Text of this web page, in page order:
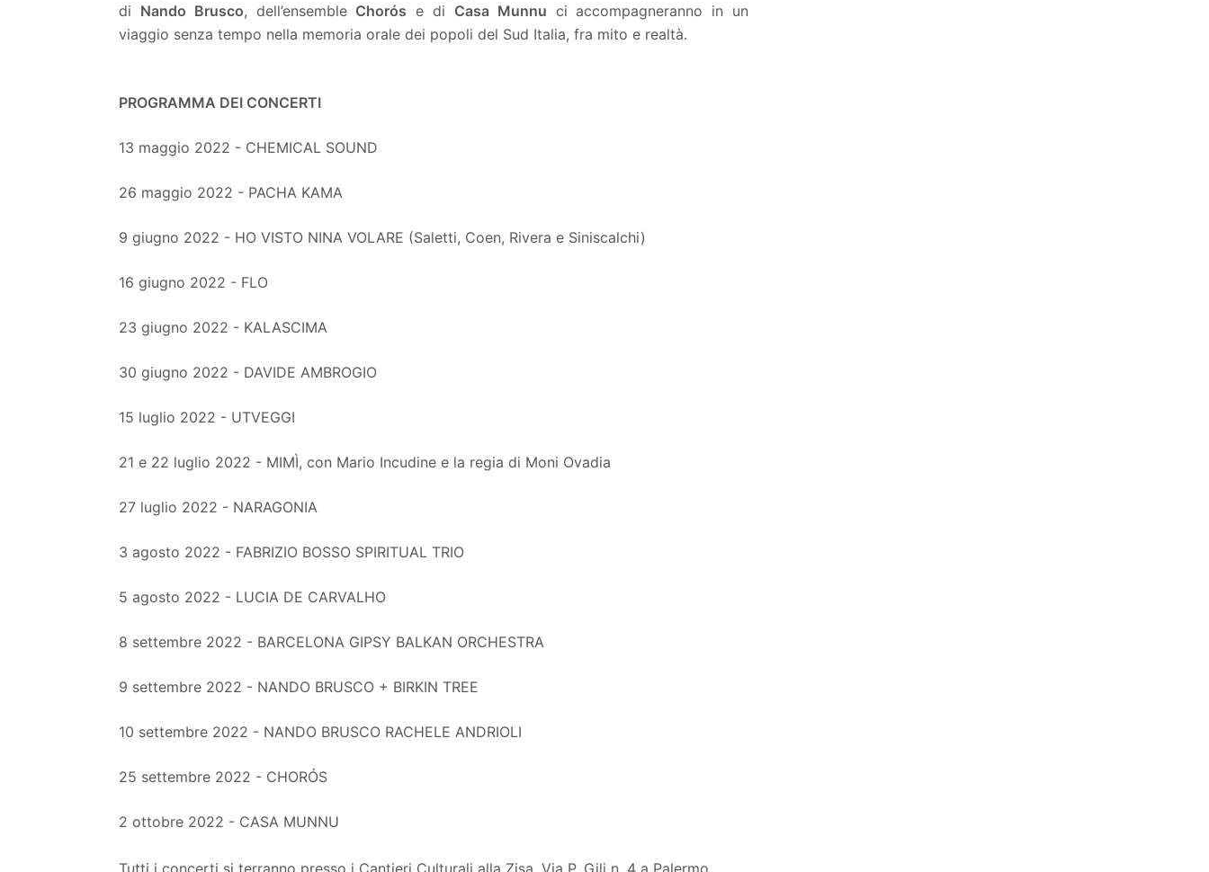
di Nando Brusco, dell’ensemble Chorós e di Casa Munnu ci accompagneranno in un
viaggio senza tempo nella memoria orale dei popoli del Sud Italia, fra mito e realtà.
PROGRAMMA DEI CONCERTI
13 maggio 2022 - CHEMICAL SOUND
26 maggio 2022 - PACHA KAMA
9 giugno 2022 - HO VISTO NINA VOLARE (Saletti, Coen, Rivera e Siniscalchi)
16 giugno 2022 - FLO
23 giugno 2022 - KALASCIMA
30 giugno 2022 - DAVIDE AMBROGIO
15 luglio 2022 - UTVEGGI
21 e 22 luglio 2022 - MIMÌ, con Mario Incudine e la regia di Moni Ovadia
27 luglio 2022 - NARAGONIA
3 agosto 2022 - FABRIZIO BOSSO SPIRITUAL TRIO
5 agosto 2022 - LUCIA DE CARVALHO
8 settembre 2022 - BARCELONA GIPSY BALKAN ORCHESTRA
9 settembre 2022 - NANDO BRUSCO + BIRKIN TREE
10 settembre 2022 - NANDO BRUSCO RACHELE ANDRIOLI
25 settembre 2022 - CHORÓS
2 ottobre 2022 - CASA MUNNU
Tutti i concerti si terranno presso i Cantieri Culturali alla Zisa, Via P. Gili n. 4 a Palermo.